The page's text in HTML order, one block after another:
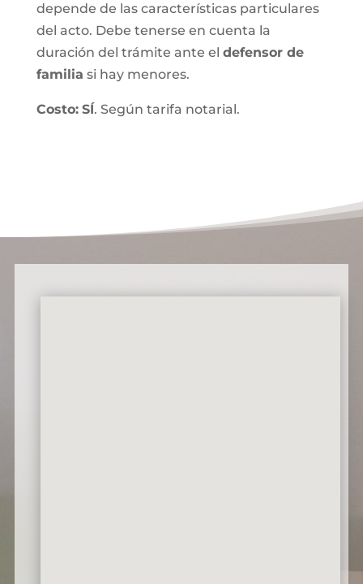
depende de las características particulares
del acto. Debe tenerse en cuenta la
duración del trámite ante el defensor de
familia si hay menores.
Costo: SÍ. Según tarifa notarial.